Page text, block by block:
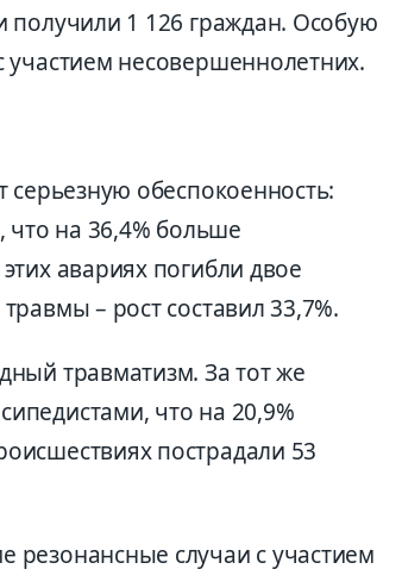
получили 1 126 граждан. Особую
участием несовершеннолетних.
серьезную обеспокоенность:
что на 36,4% больше
авариях погибли двое
– рост составил 33,7%.
травматизм. За тот же
что на 20,9%
пострадали 53
случаи с участием